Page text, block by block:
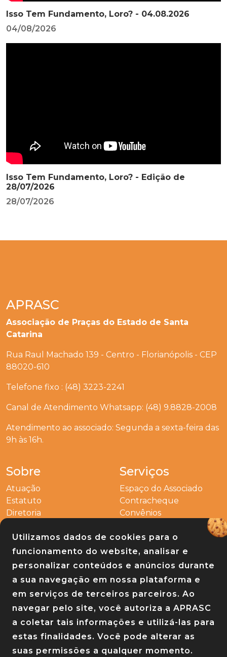
Isso Tem Fundamento, Loro? - 04.08.2026
04/08/2026
Isso Tem Fundamento, Loro? - Edição de
28/07/2026
28/07/2026
Utilizamos dados de cookies para o
funcionamento do website, analisar e
personalizar conteúdos e anúncios durante
a sua navegação em nossa plataforma e
em serviços de terceiros parceiros. Ao
navegar pelo site, você autoriza a APRASC
a coletar tais informações e utilizá-las para
estas finalidades. Você pode alterar as
suas permissões a qualquer momento.
APRASC
Associação de Praças do Estado de Santa
Catarina
Rua Raul Machado 139 - Centro - Florianópolis - CEP
88020-610
Telefone fixo : (48) 3223-2241
Canal de Atendimento Whatsapp: (48) 9.8828-2008
Atendimento ao associado: Segunda a sexta-feira das
9h às 16h.
Sobre
Atuação
Estatuto
Diretoria
Serviços
Espaço do Associado
Contracheque
Convênios
Outros
Entre em contato
Links
Baixe nosso app